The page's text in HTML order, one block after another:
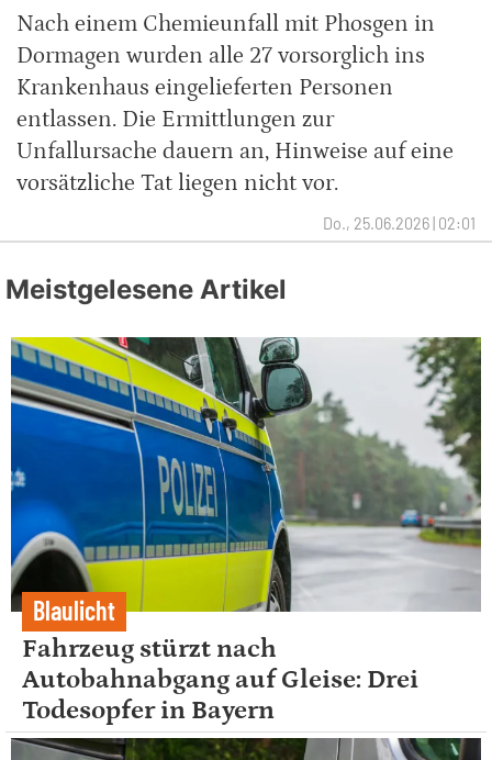
Nach einem Chemieunfall mit Phosgen in
Dormagen wurden alle 27 vorsorglich ins
Krankenhaus eingelieferten Personen
entlassen. Die Ermittlungen zur
Unfallursache dauern an, Hinweise auf eine
vorsätzliche Tat liegen nicht vor.
Do., 25.06.2026 | 02:01
Meistgelesene Artikel
Blaulicht
Fahrzeug stürzt nach
Autobahnabgang auf Gleise: Drei
Todesopfer in Bayern